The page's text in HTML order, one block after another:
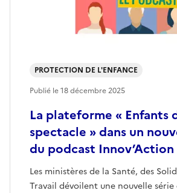
La plateforme « Enfants
spectacle » dans un
du podcast Innov’Action
Les ministères de la Santé, des
Travail dévoilent une nouvelle série
PROTECTION DE L'ENFANCE
Publié le18 décembre 2025